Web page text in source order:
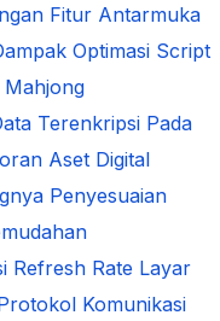
Fitur Antarmuka
Optimasi Script
Mahjong
Terenkripsi Pada
Aset Digital
Penyesuaian
Refresh Rate Layar
Komunikasi